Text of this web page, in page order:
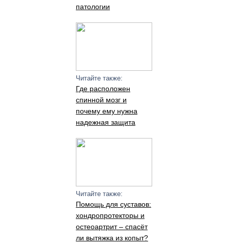
патологии
Читайте также:
Где расположен
спинной мозг и
почему ему нужна
надежная защита
Читайте также:
Помощь для суставов:
хондропротекторы и
остеоартрит – спасёт
ли вытяжка из копыт?